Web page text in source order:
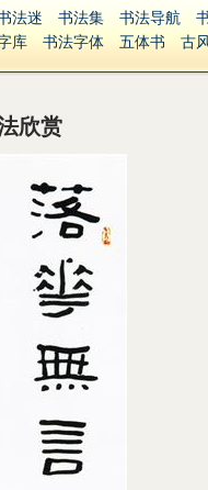
法迷 书法集 书法导航
库
书法字体 五体书 古
集字
字形
籍
中医
字体下载
免费字体
Ai矢量
P图宝
安全网站
捐赠
欣赏